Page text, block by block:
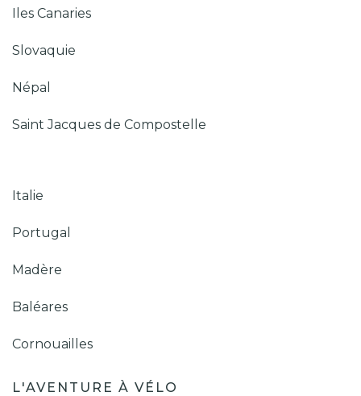
Iles Canaries
Slovaquie
Népal
Saint Jacques de Compostelle
Italie
Portugal
Madère
Baléares
Cornouailles
L'AVENTURE À VÉLO